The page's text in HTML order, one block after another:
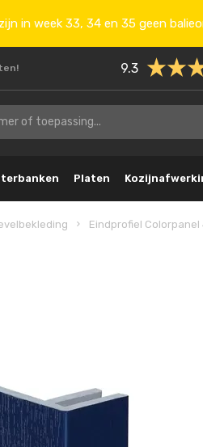
in week 33, 34 en 35 geen
9.3
Platen
Eindprofiel Colorpanel